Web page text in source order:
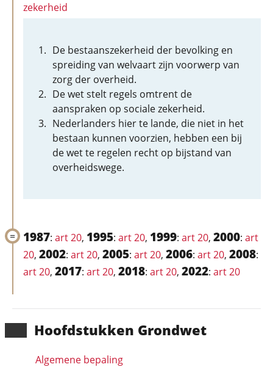
Hoofd­stukken Grondwet
Algemene bepaling
zekerheid
De bestaanszekerheid der bevolking en
spreiding van welvaart zijn voorwerp van
zorg der overheid.
De wet stelt regels omtrent de
aanspraken op sociale zekerheid.
Nederlanders hier te lande, die niet in het
bestaan kunnen voorzien, hebben een bij
de wet te regelen recht op bijstand van
overheidswege.
1987: art 20, 1995: art 20, 1999: art 20, 2000: art
20, 2002: art 20, 2005: art 20, 2006: art 20, 2008:
art 20, 2017: art 20, 2018: art 20, 2022: art 20